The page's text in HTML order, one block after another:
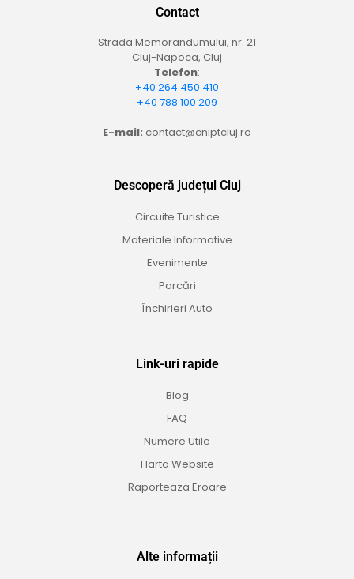
Contact
Strada Memorandumului, nr. 21
Cluj-Napoca, Cluj
Telefon:
+40 264 450 410
+40 788 100 209
E-mail: contact@cniptcluj.ro
Descoperă județul Cluj
Circuite Turistice
Materiale Informative
Evenimente
Parcări
Închirieri Auto
Link-uri rapide
Blog
FAQ
Numere Utile
Harta Website
Raporteaza Eroare
Alte informații